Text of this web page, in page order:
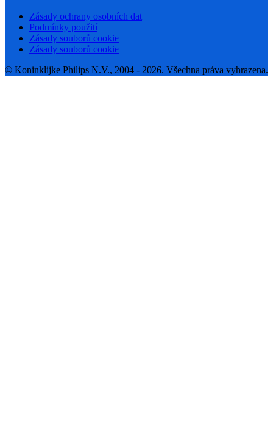
Zásady ochrany osobních dat
Podmínky použití
Zásady souborů cookie
Zásady souborů cookie
© Koninklijke Philips N.V., 2004 - 2026. Všechna práva vyhrazena.